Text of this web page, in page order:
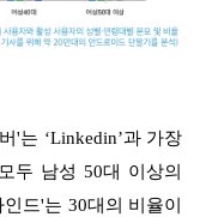
'는 ‘Linkedin’과 가장
두 남성 50대 이상의
드'는 30대의 비율이